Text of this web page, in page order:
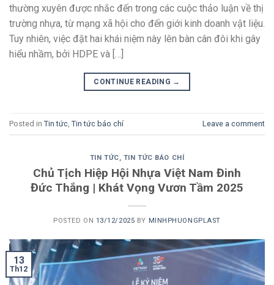
thường xuyên được nhắc đến trong các cuộc thảo luận về thị
trường nhựa, từ mạng xã hội cho đến giới kinh doanh vật liệu.
Tuy nhiên, việc đặt hai khái niệm này lên bàn cân đôi khi gây
hiểu nhầm, bởi HDPE và […]
CONTINUE READING →
Posted in Tin tức Tin tức báo chí Leave a comment
TIN TỨC, TIN TỨC BÁO CHÍ
Chủ Tịch Hiệp Hội Nhựa Việt Nam Đinh
Đức Thắng | Khát Vọng Vươn Tầm 2025
POSTED ON 13/12/2025 BY MINHPHUONGPLAST
13
Th12